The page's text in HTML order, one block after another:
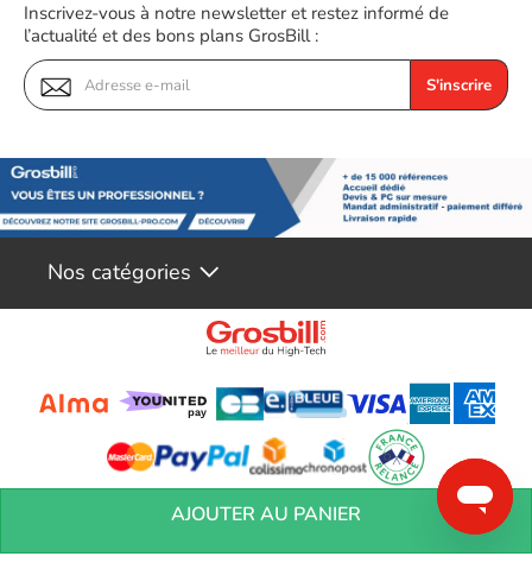
AJOUTER AU PANIER
Inscrivez-vous à notre newsletter et restez informé de
l’actualité et des bons plans GrosBill :
S'inscrire
Nos catégories
Conditions générales de réservation Conditions générales de vente
Mentions
Vos informations personnelles Préférences Cookies
Aide &